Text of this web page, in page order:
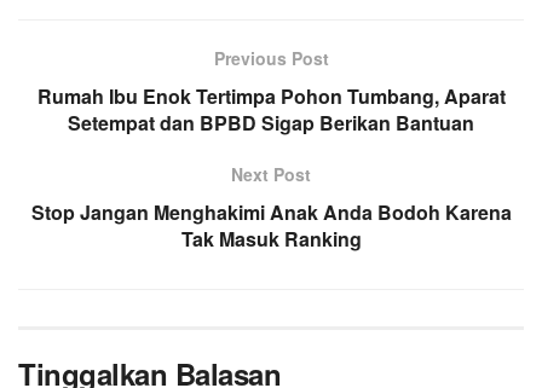
Previous Post
Rumah Ibu Enok Tertimpa Pohon Tumbang, Aparat
Setempat dan BPBD Sigap Berikan Bantuan
Next Post
Stop Jangan Menghakimi Anak Anda Bodoh Karena
Tak Masuk Ranking
Tinggalkan Balasan